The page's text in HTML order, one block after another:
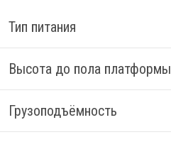
Тип питания
Высота до пола платформы
Грузоподъёмность